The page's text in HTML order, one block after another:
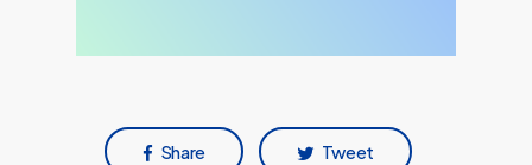
Share Tweet